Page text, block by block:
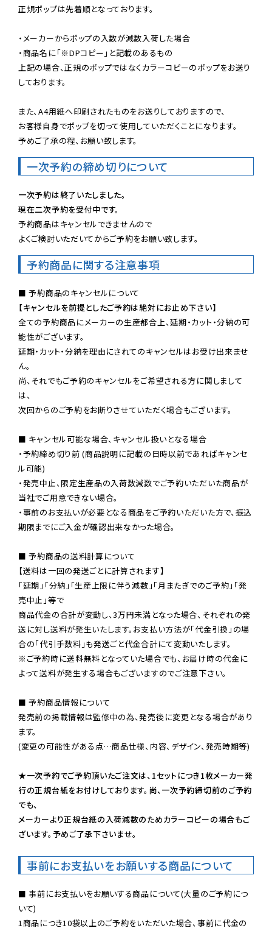
正規ポップは先着順となっております。
・メーカーからポップの入数が減数入荷した場合
・商品名に「※DPコピー」と記載のあるもの
上記の場合、正規のポップではなくカラーコピーのポップをお送り
しております。
また、A4用紙へ印刷されたものをお送りしておりますので、
お客様自身でポップを切って使用していただくことになります。
予めご了承の程、お願い致します。
一次予約の締め切りについて
一次予約は終了いたしました。
現在二次予約を受付中です。
予約商品はキャンセルできませんので
よくご検討いただいてからご予約をお願い致します。
予約商品に関する注意事項
【キャンセルを前提としたご予約は絶対にお止め下さい】
全ての予約商品にメーカーの生産都合上、延期・カット・分納の可
能性がございます。
延期・カット・分納を理由にされてのキャンセルはお受け出来ませ
ん。
尚、それでもご予約のキャンセルをご希望される方に関しまして
は、
次回からのご予約をお断りさせていただく場合もございます。
■ キャンセル可能な場合、キャンセル扱いとなる場合
・予約締め切り前 (商品説明に記載の日時以前であればキャンセ
ル可能)
・発売中止、限定生産品の入荷数減数でご予約いただいた商品が
当社でご用意できない場合。
・事前のお支払いが必要となる商品をご予約いただいた方で、振込
期限までにご入金が確認出来なかった場合。
■ 予約商品の送料計算について
【送料は一回の発送ごとに計算されます】
「延期」「分納」「生産上限に伴う減数」「月またぎでのご予約」「発
売中止」等で
商品代金の合計が変動し、3万円未満となった場合、それぞれの発
送に対し送料が発生いたします。お支払い方法が「代金引換」の場
※ご予約時に送料無料となっていた場合でも、お届け時の代金に
よって送料が発生する場合もございますのでご注意下さい。
■ 予約商品情報について
発売前の掲載情報は監修中の為、発売後に変更となる場合があり
ます。
(変更の可能性がある点…商品仕様、内容、デザイン、発売時期等)
★一次予約でご予約頂いたご注文は、1セットにつき1枚メーカー発
行の正規台紙をお付けしております。尚、一次予約締切前のご予約
でも、
メーカーより正規台紙の入荷減数のためカラーコピーの場合もご
ざいます。予めご了承下さいませ。
事前にお支払いをお願いする商品について
■ 事前にお支払いをお願いする商品について(大量のご予約につ
いて)
1商品につき10袋以上のご予約をいただいた場合、事前に代金の